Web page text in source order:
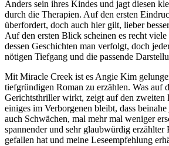
Anders sein ihres Kindes und jagt diesen
durch die Therapien. Auf den ersten
überfordert, doch auch hier gilt, lieber
Auf den ersten Blick scheinen es recht viele
dessen Geschichten man verfolgt, doch
nötigen Tiefgang und die passende
Mit Miracle Creek ist es Angie Kim
tiefgründigen Roman zu erzählen. Was auf
Gerichtsthriller wirkt, zeigt auf den zweiten
einiges im Verborgenen bleibt, dass
auch Schwächen, mal mehr mal weniger
spannender und sehr glaubwürdig erzählter
gefallen hat und meine Leseempfehlung